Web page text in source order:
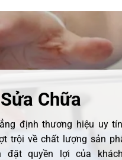
Chữa
định thương hiệu uy
trội về chất lượng sản
đặt quyền lợi của